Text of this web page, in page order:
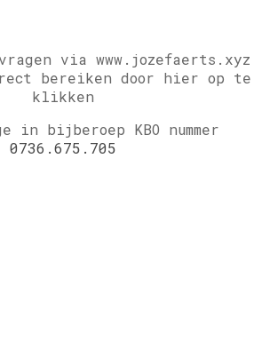
via www.jozefaerts.xyz
bereiken door hier op te
klikken
in bijberoep KBO nummer
0736.675.705